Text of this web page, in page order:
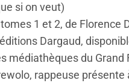
si on veut)
1 et 2, de Florence
Dargaud,
médiathèques du Grand
rappeuse présente